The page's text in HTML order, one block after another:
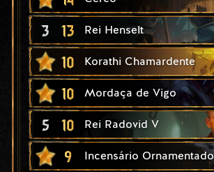
3 13 Rei Henselt
10 Korathi Chamardente
10 Mordaça de Vigo
5 10 Rei Radovid V
9 Incensário Ornamentado